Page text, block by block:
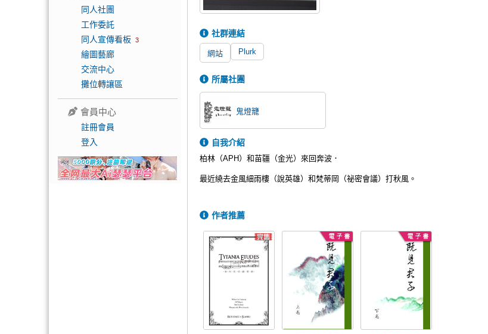
同人社團
工作委託
同人宣傳看板 3
繪圖藝廊
交流中心
攤位轉讓區
會員中心
註冊會員
登入
社群連結
網站 Plurk
所屬社團
鬼燈籠
自我介紹
柏林（APH）和苗疆（金光）來回奔波．
最近繞去金風細雨樓（說英雄）和梵蒂岡（祕密會議）打秋風。
作者推薦